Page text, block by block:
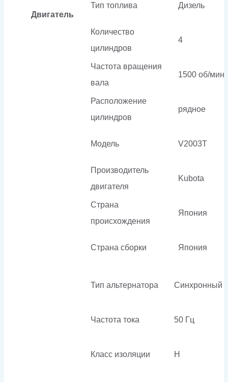
Двигатель
Тип топлива Дизель
Количество
цилиндров
4
Частота вращения
вала
1500 об/мин
Расположение
цилиндров
рядное
Модель V2003T
Производитель
двигателя
Kubota
Страна
происхождения
Япония
Страна сборки Япония
Тип альтернатора Синхронный
Частота тока 50 Гц
Класс изоляции H